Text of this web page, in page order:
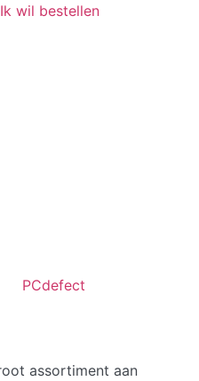
Ik wil bestellen
assortiment aan